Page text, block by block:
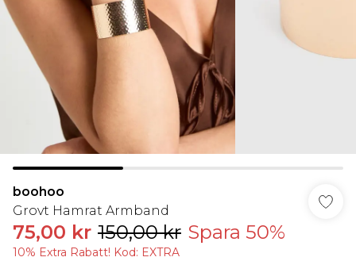
boohoo
Grovt Hamrat Armband
75,00 kr 150,00 kr Spara 50%
10% Extra Rabatt! Kod: EXTRA